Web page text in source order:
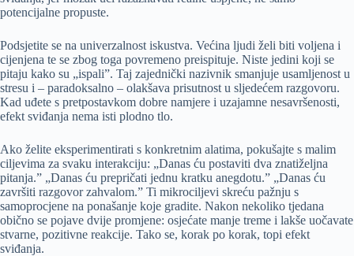
potencijalne propuste.
Podsjetite se na univerzalnost iskustva. Većina ljudi želi biti voljena i
cijenjena te se zbog toga povremeno preispituje. Niste jedini koji se
pitaju kako su „ispali”. Taj zajednički nazivnik smanjuje usamljenost u
stresu i – paradoksalno – olakšava prisutnost u sljedećem razgovoru.
Kad uđete s pretpostavkom dobre namjere i uzajamne nesavršenosti,
efekt sviđanja nema isti plodno tlo.
Ako želite eksperimentirati s konkretnim alatima, pokušajte s malim
ciljevima za svaku interakciju: „Danas ću postaviti dva znatiželjna
pitanja.” „Danas ću prepričati jednu kratku anegdotu.” „Danas ću
završiti razgovor zahvalom.” Ti mikrociljevi skreću pažnju s
samoprocjene na ponašanje koje gradite. Nakon nekoliko tjedana
obično se pojave dvije promjene: osjećate manje treme i lakše uočavate
stvarne, pozitivne reakcije. Tako se, korak po korak, topi efekt
sviđanja.